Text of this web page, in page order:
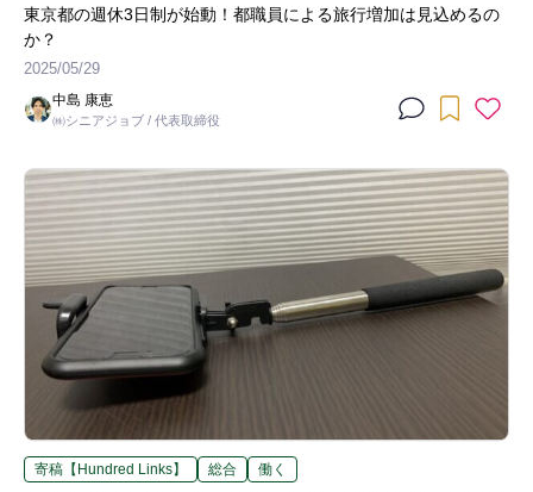
東京都の週休3日制が始動！都職員による旅行増加は見込めるの
か？
2025/05/29
中島 康恵
㈱シニアジョブ / 代表取締役
寄稿【Hundred Links】 総合 働く